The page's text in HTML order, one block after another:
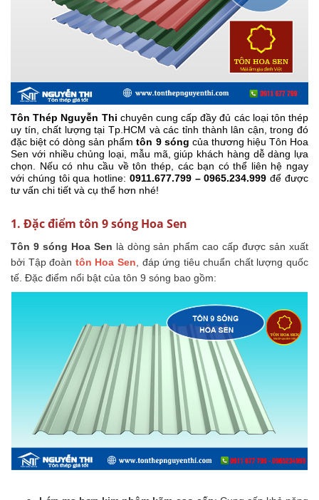
Tôn Thép Nguyễn Thi chuyên cung cấp đầy đủ các loại tôn thép
uy tín, chất lượng tại Tp.HCM và các tỉnh thành lân cận, trong đó
đặc biệt có dòng sản phẩmtôn 9 sóng của thương hiệu Tôn Hoa
Sen với nhiều chủng loại, mẫu mã, giúp khách hàng dễ dàng lựa
chọn. Nếu có nhu cầu về tôn thép, các bạn có thể liên hệ ngay
với chúng tôi qua hotline: 0911.677.799 – 0965.234.999để được
tư vấn chi tiết và cụ thể hơn nhé!
1. Đặc điểm tôn 9 sóng Hoa Sen
Tôn 9 sóng Hoa Sen là dòng sản phẩm cao cấp được sản xuất
bởi Tập đoàn tôn Hoa Sen, đáp ứng tiêu chuẩn chất lượng quốc
tế. Đặc điểm nổi bật của tôn 9 sóng bao gồm: